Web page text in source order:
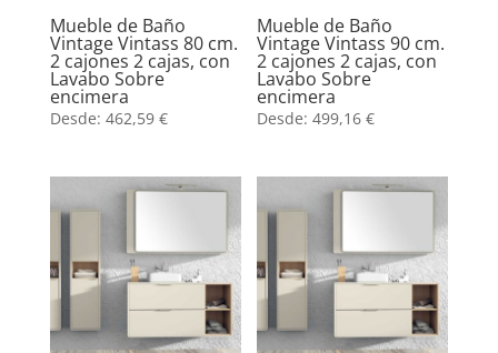
Mueble de Baño
Vintage Vintass 80 cm.
2 cajones 2 cajas, con
Lavabo Sobre
encimera
Desde: 462,59 €
Mueble de Baño
Vintage Vintass 90 cm.
2 cajones 2 cajas, con
Lavabo Sobre
encimera
Desde:499,16€